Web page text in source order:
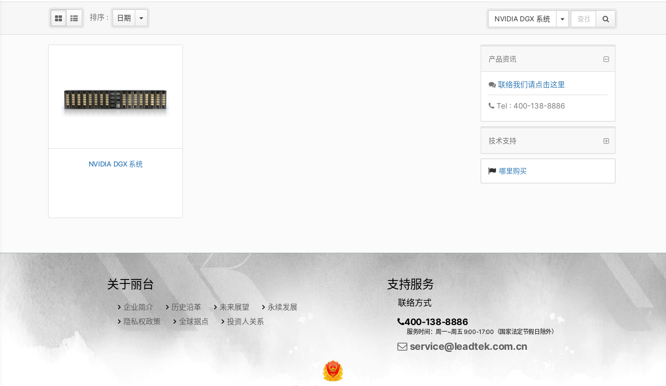
排序 : 日期 NVIDIA DGX 系统
NVIDIA DGX 系统
产品资讯
联络我们请点击这里
Tel : 400-138-8886
技术支持
哪里购买
关于丽台
企业简介 历史沿革 未来展望
永续发展
隐私权政策
全球据点 投资人关系
支持服务
联络方式
400-138-8886
服务时间：周一~周五 9:00-17:00（国家法定节假日除外）
service@leadtek.com.cn